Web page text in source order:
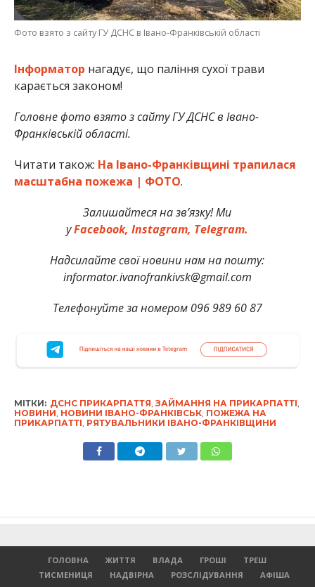
Фото взято з сайту ГУ ДСНС в Івано-Франківській області
Інформатор нагадує, що паління сухої трави
карається законом!
Головне фото взято з сайту ГУ ДСНС в Івано-
Франківській області.
Читати також: На Івано-Франківщині трапилася
масштабна пожежа | ФОТО.
Залишайтеся на зв’язку! Ми
уFacebook, Instagram, Telegram.
Надсилайте свої новини нам на пошту:
informator.ivanofrankivsk@gmail.com
Телефонуйте за номером 096 989 60 87
МІТКИ: ДСНС ПРИКАРПАТТЯ ЗАЙМАННЯ НА ПРИКАРПАТТІ
НОВИНИ НОВИНИ ІВАНО-ФРАНКІВСЬК, ПОЖЕЖА НА
ПРИКАРПАТТІ РЯТУВАЛЬНИКИ ІВАНО-ФРАНКІВЩИНИ
ГОЛОВНА ЖИТТЯ ВЛАДА ГРОШІ
ТРЕШ
ТИСМЕНИЦЯ
НАДВІРНА РОЗСЛІДУВАННЯ
АФІША